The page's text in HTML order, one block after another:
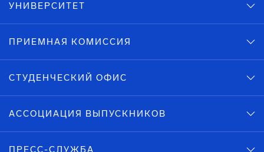
УНИВЕРСИТЕТ
ПРИЕМНАЯ КОМИССИЯ
СТУДЕНЧЕСКИЙ ОФИС
АССОЦИАЦИЯ ВЫПУСКНИКОВ
ПРЕСС-СЛУЖБА